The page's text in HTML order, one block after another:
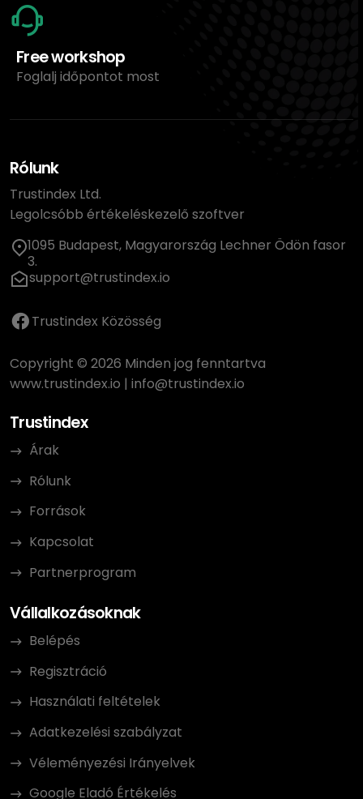
Free workshop
Foglalj időpontot most
Rólunk
Trustindex Ltd.
Legolcsóbb értékeléskezelő szoftver
1095 Budapest, Magyarország Lechner Ödön fasor
3.
support@trustindex.io
Trustindex Közösség
Copyright © 2026 Minden jog fenntartva
www.trustindex.io | info@trustindex.io
Trustindex
Árak
Rólunk
Források
Kapcsolat
Partnerprogram
Vállalkozásoknak
Belépés
Regisztráció
Használati feltételek
Adatkezelési szabályzat
Véleményezési Irányelvek
Google Eladó Értékelés